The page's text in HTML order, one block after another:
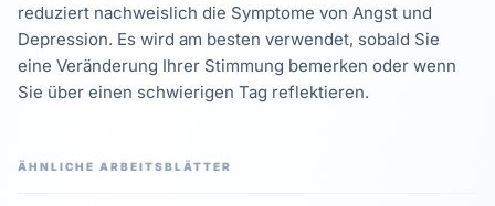
reduziert nachweislich die Symptome von Angst und
Depression. Es wird am besten verwendet, sobald Sie
eine Veränderung Ihrer Stimmung bemerken oder wenn
Sie über einen schwierigen Tag reflektieren.
ÄHNLICHE ARBEITSBLÄTTER